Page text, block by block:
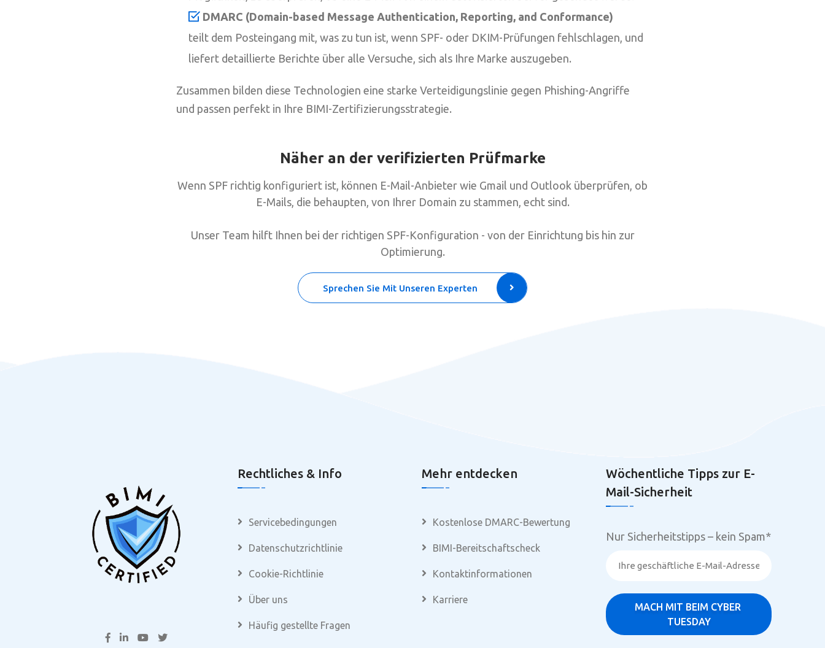
DMARC (Domain-based Message Authentication, Reporting, and Conformance)
teilt dem Posteingang mit, was zu tun ist, wenn SPF- oder DKIM-Prüfungen fehlschlagen, und
liefert detaillierte Berichte über alle Versuche, sich als Ihre Marke auszugeben.
Zusammen bilden diese Technologien eine starke Verteidigungslinie gegen Phishing-Angriffe
und passen perfekt in Ihre BIMI-Zertifizierungsstrategie.
Näher an der verifizierten Prüfmarke
Wenn SPF richtig konfiguriert ist, können E-Mail-Anbieter wie Gmail und Outlook überprüfen, ob
E-Mails, die behaupten, von Ihrer Domain zu stammen, echt sind.
Unser Team hilft Ihnen bei der richtigen SPF-Konfiguration - von der Einrichtung bis hin zur
Optimierung.
Sprechen Sie Mit Unseren Experten
Rechtliches & Info
Servicebedingungen
Datenschutzrichtlinie
Cookie-Richtlinie
Über uns
Häufig gestellte Fragen
Mehr entdecken
Kostenlose DMARC-Bewertung
BIMI-Bereitschaftscheck
Kontaktinformationen
Karriere
Wöchentliche Tipps zur E-
Mail-Sicherheit
Nur Sicherheitstipps – kein Spam*